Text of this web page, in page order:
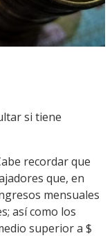
si tiene
recordar que
que, en
mensuales
así como los
superior a $